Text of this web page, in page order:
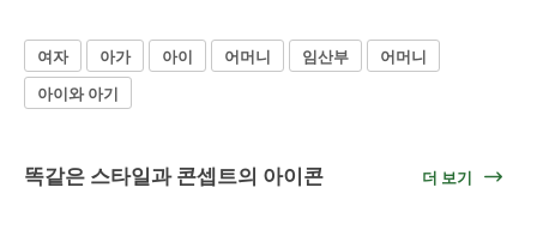
여자 아가 아이 어머니 임산부
어머니
아이와 아기
똑같은 스타일과 콘셉트의 아이콘 더 보기